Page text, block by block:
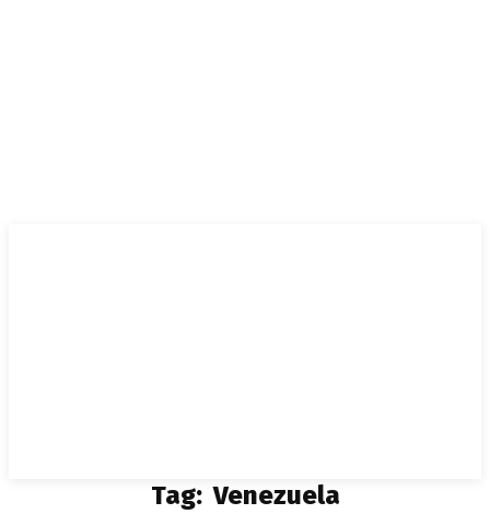
Tag: Venezuela